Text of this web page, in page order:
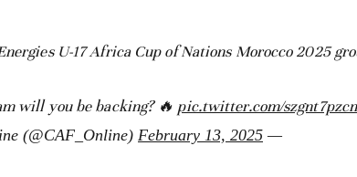
U-17 Africa Cup of Nations Morocco 2025
will you be backing? 🔥 pic.twitter.com/
— CAF_Online (@CAF_Online)
February 13, 2025